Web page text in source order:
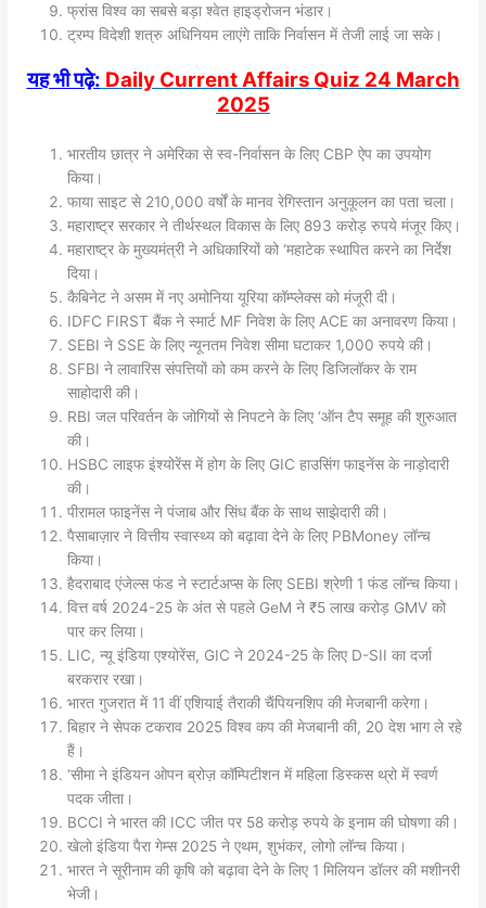
फ्रांस विश्व का सबसे बड़ा श्वेत हाइड्रोजन भंडार।
ट्रम्प विदेशी शत्रु अधिनियम लाएंगे ताकि निर्वासन में तेजी लाई जा सके।
यह भी पढ़े: Daily Current Affairs Quiz 24 March
2025
भारतीय छात्र ने अमेरिका से स्व-निर्वासन के लिए CBP ऐप का उपयोग
किया।
फाया साइट से 210,000 वर्षों के मानव रेगिस्तान अनुकूलन का पता चला।
महाराष्ट्र सरकार ने तीर्थस्थल विकास के लिए 893 करोड़ रुपये मंजूर किए।
महाराष्ट्र के मुख्यमंत्री ने अधिकारियों को ‘महाटेक स्थापित करने का निर्देश
दिया।
कैबिनेट ने असम में नए अमोनिया यूरिया कॉम्प्लेक्स को मंजूरी दी।
IDFC FIRST बैंक ने स्मार्ट MF निवेश के लिए ACE का अनावरण किया।
SEBI ने SSE के लिए न्यूनतम निवेश सीमा घटाकर 1,000 रुपये की।
SFBI ने लावारिस संपत्तियों को कम करने के लिए डिजिलॉकर के राम
साहोदारी की।
RBI जल परिवर्तन के जोगियों से निपटने के लिए ‘ऑन टैप समूह की शुरुआत
की।
HSBC लाइफ इंश्योरेंस में होग के लिए GIC हाउसिंग फाइनेंस के नाड़ोदारी
की।
पीरामल फाइनेंस ने पंजाब और सिंध बैंक के साथ साझेदारी की।
पैसाबाज़ार ने वित्तीय स्वास्थ्य को बढ़ावा देने के लिए PBMoney लॉन्च
किया।
हैदराबाद एंजेल्स फंड ने स्टार्टअप्स के लिए SEBI श्रेणी 1 फंड लॉन्च किया।
वित्त वर्ष 2024-25 के अंत से पहले GeM ने ₹5 लाख करोड़ GMV को
पार कर लिया।
LIC, न्यू इंडिया एश्योरेंस, GIC ने 2024-25 के लिए D-SII का दर्जा
बरकरार रखा।
भारत गुजरात में 11 वीं एशियाई तैराकी चैंपियनशिप की मेजबानी करेगा।
बिहार ने सेपक टकराव 2025 विश्व कप की मेजबानी की, 20 देश भाग ले रहे
हैं।
‘सीमा ने इंडियन ओपन ब्रोज़ कॉम्पिटीशन में महिला डिस्कस थ्रो में स्वर्ण
पदक जीता।
BCCI ने भारत की ICC जीत पर 58 करोड़ रुपये के इनाम की घोषणा की।
खेलो इंडिया पैरा गेम्स 2025 ने एथम, शुभंकर, लोगो लॉन्च किया।
भारत ने सूरीनाम की कृषि को बढ़ावा देने के लिए 1 मिलियन डॉलर की मशीनरी
भेजी।